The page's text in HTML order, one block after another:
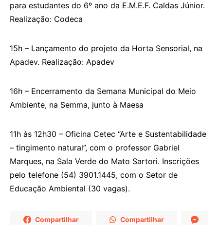
para estudantes do 6º ano da E.M.E.F. Caldas Júnior.
Realização: Codeca
15h – Lançamento do projeto da Horta Sensorial, na
Apadev. Realização: Apadev
16h – Encerramento da Semana Municipal do Meio
Ambiente, na Semma, junto à Maesa
11h às 12h30 – Oficina Cetec “Arte e Sustentabilidade
– tingimento natural”, com o professor Gabriel
Marques, na Sala Verde do Mato Sartori. Inscrições
pelo telefone (54) 3901.1445, com o Setor de
Educação Ambiental (30 vagas).
Compartilhar Compartilhar